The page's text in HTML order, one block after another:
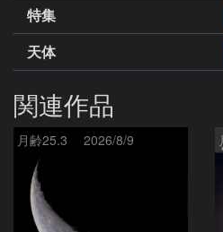
特集
天体
関連作品
月齢25.3 2026/8/9